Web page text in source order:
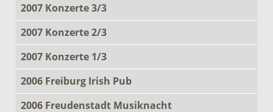
2007 Konzerte 3/3
2007 Konzerte 2/3
2007 Konzerte 1/3
2006 Freiburg Irish Pub
2006 Freudenstadt Musiknacht